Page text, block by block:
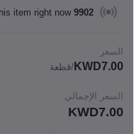
9902
people are viewing this item right now
السعر
KWD7.00 /قطعة
السعر الإجمالي
KWD7.00